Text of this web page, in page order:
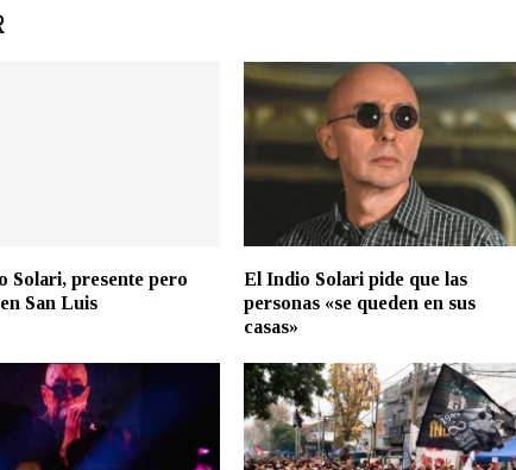
Solari, presente pero
San Luis
El Indio Solari pide que las
personas «se queden en sus
casas»